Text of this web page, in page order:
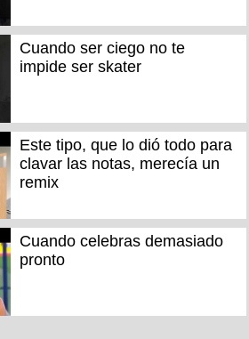
Cuando ser ciego no te
impide ser skater
Este tipo, que lo dió todo para
clavar las notas, merecía un
remix
Cuando celebras demasiado
pronto